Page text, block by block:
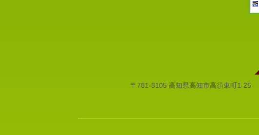
〒781-8105 高知県高知市高須東町1-25